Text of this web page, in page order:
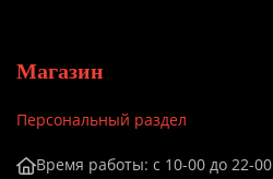
Магазин
Персональный раздел
Время работы: с 10-00 до 22-00